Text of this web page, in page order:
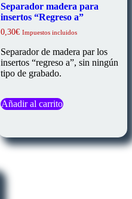
Separador madera para
insertos “Regreso a”
0,30€ Impuestos incluidos
Separador de madera par los
insertos “regreso a”, sin ningún
tipo de grabado.
Añadir al carrito